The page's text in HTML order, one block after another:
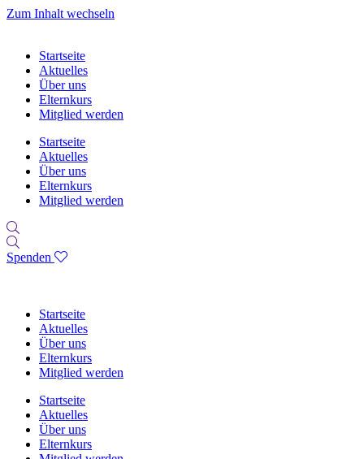
Zum Inhalt wechseln
Startseite
Aktuelles
Über uns
Elternkurs
Mitglied werden
Startseite
Aktuelles
Über uns
Elternkurs
Mitglied werden
Spenden
Startseite
Aktuelles
Über uns
Elternkurs
Mitglied werden
Startseite
Aktuelles
Über uns
Elternkurs